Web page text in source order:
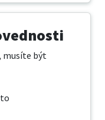
musíte být